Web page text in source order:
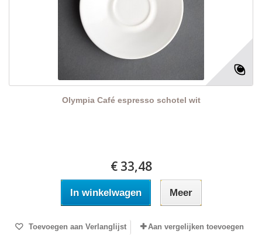
Olympia Café espresso schotel wit
€ 33,48
In winkelwagen Meer
Toevoegen aan Verlanglijst Aan vergelijken toevoegen